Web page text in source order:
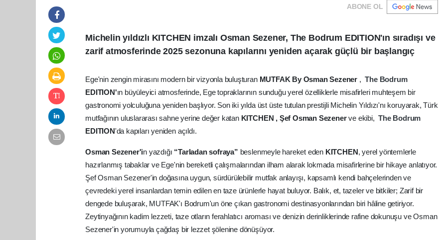
ABONE OL
Michelin yıldızlı KITCHEN imzalı Osman Sezener, The Bodrum EDITION'ın sıradışı ve
zarif atmosferinde 2025 sezonuna kapılarını yeniden açarak güçlü bir başlangıç
Ege'nin zengin mirasını modern bir vizyonla buluşturan MUTFAK By Osman Sezener , The Bodrum
EDITION'ın büyüleyici atmosferinde, Ege topraklarının sunduğu yerel özelliklerle misafirleri muhteşem bir
gastronomi yolculuğuna yeniden başlıyor. Son iki yılda üst üste tutulan prestijli Michelin Yıldızı'nı koruyarak, Türk
mutfağının uluslararası sahne yerine değer katan KITCHEN , Şef Osman Sezenerve ekibi, The Bodrum
EDITION'da kapıları yeniden açıldı.
Osman Sezener'in yazdığı “Tarladan sofraya” beslenmeyle hareket eden KITCHEN, yerel yöntemlerle
hazırlanmış tabaklar ve Ege'nin bereketli çalışmalarından ilham alarak lokmada misafirlerine bir hikaye anlatıyor.
Şef Osman Sezener'in doğasına uygun, sürdürülebilir mutfak anlayışı, kapsamlı kendi bahçelerinden ve
çevredeki yerel insanlardan temin edilen en taze ürünlerle hayat buluyor. Balık, et, tazeler ve bitkiler; Zarif bir
dengede buluşarak, MUTFAK'ı Bodrum'un öne çıkan gastronomi destinasyonlarından biri hâline getiriyor.
Zeytinyağının kadim lezzeti, taze otların ferahlatıcı aroması ve denizin derinliklerinde rafine dokunuşu ve Osman
Sezener'in yorumuyla çağdaş bir lezzet şölenine dönüşüyor.